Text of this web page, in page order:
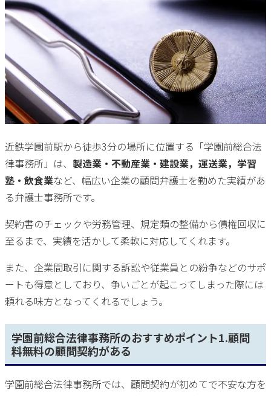
近鉄学園前駅から徒歩3分の場所に位置する「学園前総合法
律事務所」は、 製造業・不動産業・建設業，運送業，学習
塾・飲食業など、幅広い企業の顧問弁護士を勤めた実績があ
る弁護士事務所です。
契約書のチェックや労務管理、規定類の整備から債権回収に
至るまで、実績を活かして柔軟に対応してくれます。
また、企業間取引に関する訴訟や従業員との紛争などのサポ
ートも得意としており、争いごとが起こってしまった際には
頼れる味方となってくれるでしょう。
学園前総合法律事務所のおすすめポイント1.顧問
料無料の顧問契約がある
学園前総合法律事務所では、顧問契約が初めてで不安な方を